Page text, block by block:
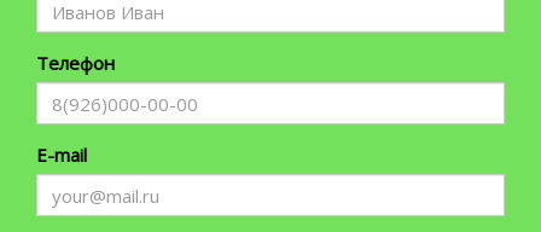
Телефон
E-mail